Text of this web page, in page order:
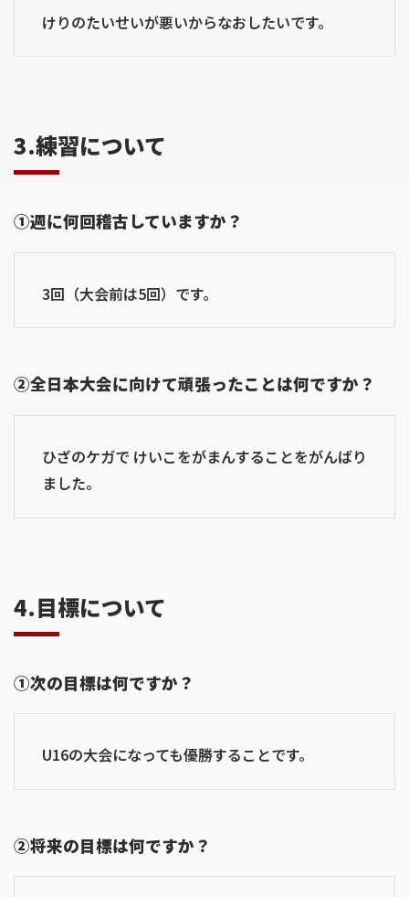
けりのたいせいが悪いからなおしたいです。
3.練習について
①週に何回稽古していますか？
3回（大会前は5回）です。
②全日本大会に向けて頑張ったことは何ですか？
ひざのケガで けいこをがまんすることをがんばり
ました。
4.目標について
①次の目標は何ですか？
U16の大会になっても優勝することです。
②将来の目標は何ですか？